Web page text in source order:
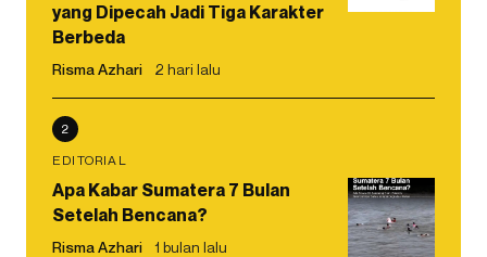
yang Dipecah Jadi Tiga Karakter
Berbeda
Risma Azhari 2 hari lalu
2
EDITORIAL
Apa Kabar Sumatera 7 Bulan
Setelah Bencana?
Risma Azhari 1 bulan lalu